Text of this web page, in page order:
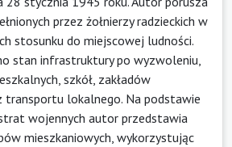
przez żołnierzy radzieckich w
stosunku do miejscowej ludności.
stan infrastruktury po wyzwoleniu,
szkół, zakładów
transportu lokalnego. Na podstawie
wojennych autor przedstawia
mieszkaniowych, wykorzystując